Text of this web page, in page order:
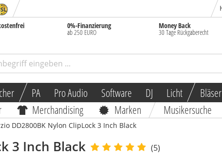
0%-Finanzierung
ab 250 EURO
Money Back
30 Tage Rückgaberecht
PA Pro Audio Software DJ Licht Bläser
Merchandising Marken Musikersuche
DD2800BK Nylon ClipLock 3 Inch Black
3 Inch Black (5)